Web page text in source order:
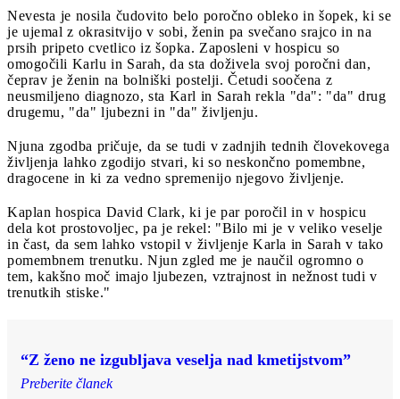
Nevesta je nosila čudovito belo poročno obleko in šopek, ki se
je ujemal z okrasitvijo v sobi, ženin pa svečano srajco in na
prsih pripeto cvetlico iz šopka. Zaposleni v hospicu so
omogočili Karlu in Sarah, da sta doživela svoj poročni dan,
čeprav je ženin na bolniški postelji. Četudi soočena z
neusmiljeno diagnozo, sta Karl in Sarah rekla "da": "da" drug
drugemu, "da" ljubezni in "da" življenju.
Njuna zgodba pričuje, da se tudi v zadnjih tednih človekovega
življenja lahko zgodijo stvari, ki so neskončno pomembne,
dragocene in ki za vedno spremenijo njegovo življenje.
Kaplan hospica David Clark, ki je par poročil in v hospicu
dela kot prostovoljec, pa je rekel: "Bilo mi je v veliko veselje
in čast, da sem lahko vstopil v življenje Karla in Sarah v tako
pomembnem trenutku. Njun zgled me je naučil ogromno o
tem, kakšno moč imajo ljubezen, vztrajnost in nežnost tudi v
trenutkih stiske."
“Z ženo ne izgubljava veselja nad kmetijstvom”
Preberite članek